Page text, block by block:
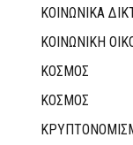
ΚΟΙΝΩΝΙΚΆ
ΚΟΙΝΩΝΙΚΉ
ΚΟΣΜΟΣ
ΚΟΣΜΟΣ